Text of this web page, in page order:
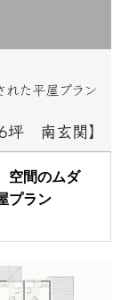
空間のムダ
プラン